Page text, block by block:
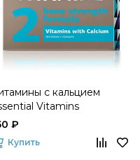
с кальцием
Vitamins
₽
Купить